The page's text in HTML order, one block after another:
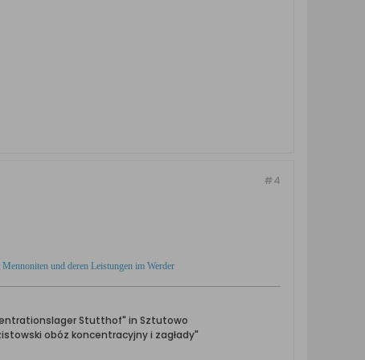
#4
und deren Leistungen im Werder
Stutthof" in Sztutowo
obóz koncentracyjny i zagłady"